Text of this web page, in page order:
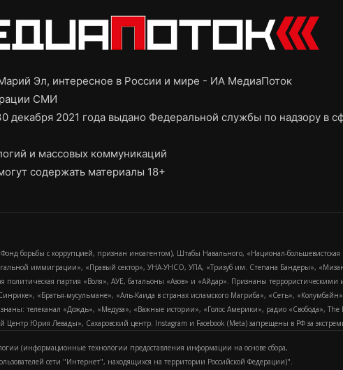
Эл, интересное в России и мире - ИА МедиаПоток
СМИ
2021 года выдано Федеральной службы по надзору в
и массовых коммуникаций
содержать материалы 18+
борьбы с коррупцией, признан иноагентом), Штабы Навального, «Национал-
иммиграции», «Правый сектор», УНА-УНСО, УПА, «Тризуб им. Степана Бандеры»,
политическая партия «Воля», АУЕ, батальоны «Азов» и «Айдар». Признаны
«Братья-мусульмане», «Аль-Каида в странах исламского Магриба», «Сеть»,
телеканал «Дождь», «Медуза», «Важные истории», «Голос Америки», радио «Свобода»,
Юрия Левады», Сахаровский центр. Instagram и Facebook (Metа) запрещены в РФ за
(информационные технологии предоставления информации на основе сбора,
сети "Интернет", находящихся на территории Российской Федерации)".